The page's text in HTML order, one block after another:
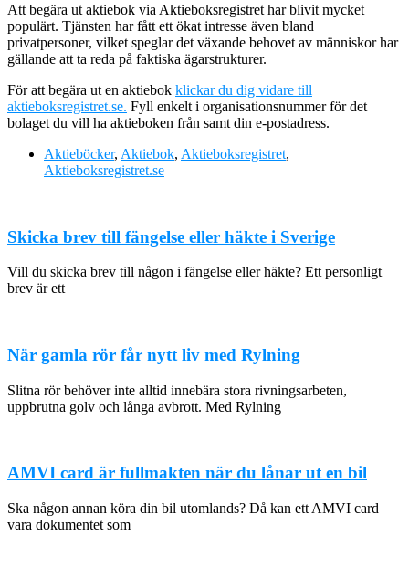
Att begära ut aktiebok via Aktieboksregistret har blivit mycket
populärt. Tjänsten har fått ett ökat intresse även bland
privatpersoner, vilket speglar det växande behovet av människor har
gällande att ta reda på faktiska ägarstrukturer.
För att begära ut en aktiebok klickar du dig vidare till
aktieboksregistret.se. Fyll enkelt i organisationsnummer för det
bolaget du vill ha aktieboken från samt din e-postadress.
Aktieböcker, Aktiebok, Aktieboksregistret,
Aktieboksregistret.se
Skicka brev till fängelse eller häkte i Sverige
Vill du skicka brev till någon i fängelse eller häkte? Ett personligt
brev är ett
När gamla rör får nytt liv med Rylning
Slitna rör behöver inte alltid innebära stora rivningsarbeten,
uppbrutna golv och långa avbrott. Med Rylning
AMVI card är fullmakten när du lånar ut en bil
Ska någon annan köra din bil utomlands? Då kan ett AMVI card
vara dokumentet som